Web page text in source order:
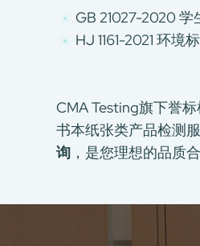
最新消息
加入我们
E-Port
服务申请
工厂服务预约
GB 21027-2020
HJ 1161-2021 环境
CMA Testing旗下誉
书本纸张类产品检测
询 ，是您理想的品质